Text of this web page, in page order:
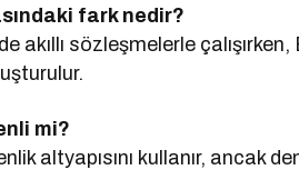
fark nedir?
akıllı sözleşmelerle
mi?
altyapısını kullanır, ancak